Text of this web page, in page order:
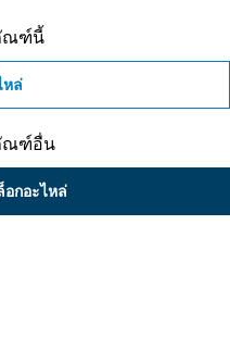
ณฑ์นี้
หล่
ณฑ์อื่น
อกอะไหล่